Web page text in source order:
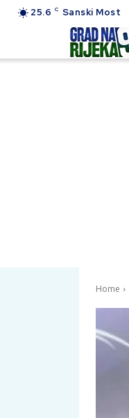
25.6 C Sanski Most
Home